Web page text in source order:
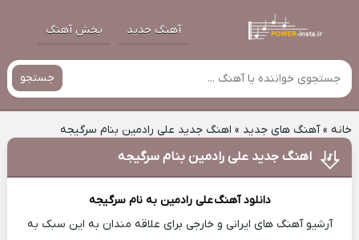
آهنگ جدید پخش آهنگ
جستجو
خانه»آهنگ های جدید » اهنگ جدید علی رادمین بنام سرگیجه
اهنگ جدید علی رادمین بنام سرگیجه
دانلود آهنگعلی رادمین به نام سرگیجه
آرشیو آهنگ های ایرانی و خارجی برای علاقه مندان به این سبک به